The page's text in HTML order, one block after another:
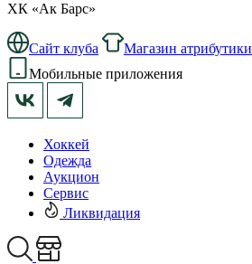
ХК «Ак Барс»
Сайт клуба Магазин атрибутики
Мобильные приложения
Хоккей
Одежда
Аукцион
Сервис
Ликвидация